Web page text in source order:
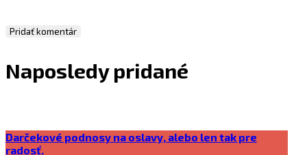
Naposledy pridané
Darčekové podnosy na oslavy, alebo len tak pre
radosť.